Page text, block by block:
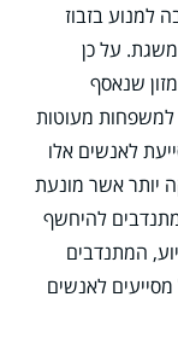
למנוע בזבוז
על כן
שנאסף
למשפחות מעוטות
לאנשים אלו
יותר אשר מונעת
להיחשף
המתנדבים
לאנשים